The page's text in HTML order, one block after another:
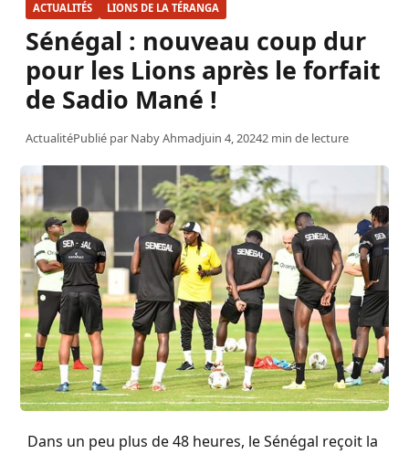
ACTUALITÉS LIONS DE LA TÉRANGA
Sénégal : nouveau coup dur
pour les Lions après le forfait
de Sadio Mané !
ActualitéPublié par Naby Ahmadjuin 4, 20242 min de lecture
Dans un peu plus de 48 heures, le Sénégal reçoit la